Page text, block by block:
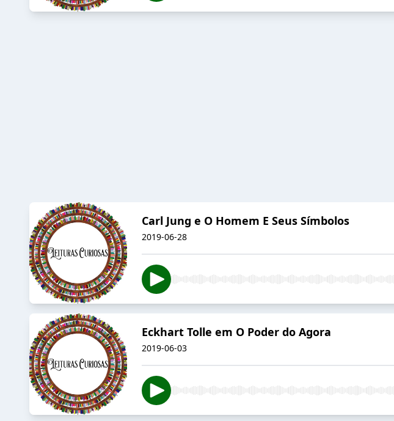
Carl Jung e O Homem E Seus Símbolos
2019-06-28
Eckhart Tolle em O Poder do Agora
2019-06-03